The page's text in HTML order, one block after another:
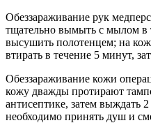
Обеззараживание рук
тщательно вымыть с мылом в
высушить полотенцем; на
втирать в течение 5 минут,
Обеззараживание кожи
кожу дважды протирают
антисептике, затем выждать
необходимо принять душ и